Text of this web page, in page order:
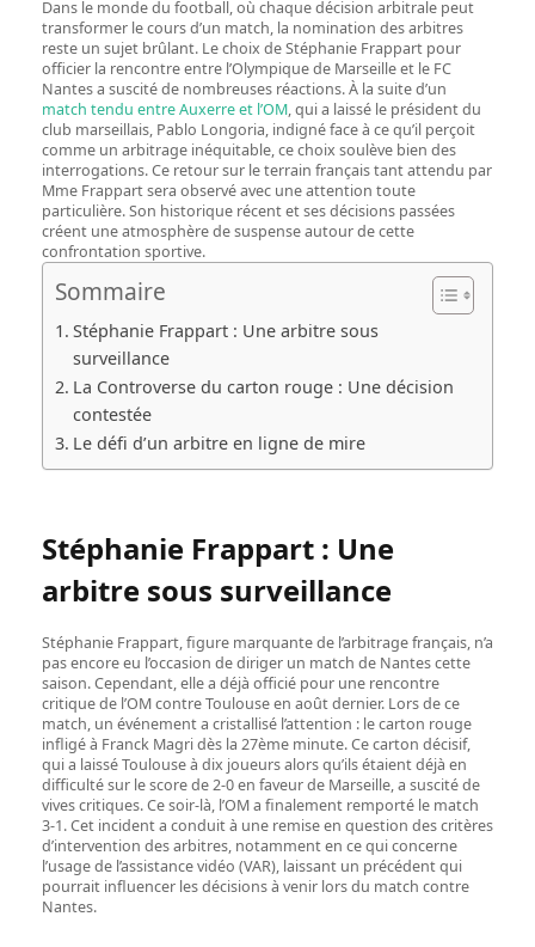
Dans le monde du football, où chaque décision arbitrale peut
transformer le cours d’un match, la nomination des arbitres
reste un sujet brûlant. Le choix de Stéphanie Frappart pour
officier la rencontre entre l’Olympique de Marseille et le FC
Nantes a suscité de nombreuses réactions. À la suite d’un
match tendu entre Auxerre et l’OM, qui a laissé le président du
club marseillais, Pablo Longoria, indigné face à ce qu’il perçoit
comme un arbitrage inéquitable, ce choix soulève bien des
interrogations. Ce retour sur le terrain français tant attendu par
Mme Frappart sera observé avec une attention toute
particulière. Son historique récent et ses décisions passées
créent une atmosphère de suspense autour de cette
confrontation sportive.
Sommaire
Stéphanie Frappart : Une arbitre sous
surveillance
La Controverse du carton rouge : Une décision
contestée
Le défi d’un arbitre en ligne de mire
Stéphanie Frappart : Une
arbitre sous surveillance
Stéphanie Frappart, figure marquante de l’arbitrage français, n’a
pas encore eu l’occasion de diriger un match de Nantes cette
saison. Cependant, elle a déjà officié pour une rencontre
critique de l’OM contre Toulouse en août dernier. Lors de ce
match, un événement a cristallisé l’attention : le carton rouge
infligé à Franck Magri dès la 27ème minute. Ce carton décisif,
qui a laissé Toulouse à dix joueurs alors qu’ils étaient déjà en
difficulté sur le score de 2-0 en faveur de Marseille, a suscité de
vives critiques. Ce soir-là, l’OM a finalement remporté le match
3-1. Cet incident a conduit à une remise en question des critères
d’intervention des arbitres, notamment en ce qui concerne
l’usage de l’assistance vidéo (VAR), laissant un précédent qui
pourrait influencer les décisions à venir lors du match contre
Nantes.